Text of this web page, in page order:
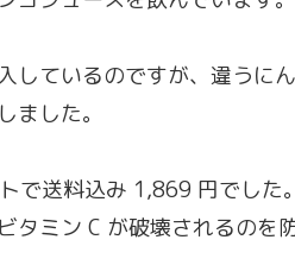
しているのですが、違う
した。
で送料込み 1,869 円でした。
ミン C が破壊されるのを